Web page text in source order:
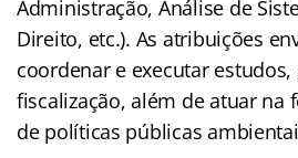
Administração, Análise de
Direito, etc.). As atribuições
coordenar e executar estudos,
fiscalização, além de atuar na
de políticas públicas